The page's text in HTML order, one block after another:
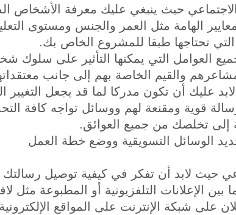
حيث ينبغي عليك معرفة الأشخاص
الهامة مثل العمر والجنس ومستوى
التي تحتاجها طبقا للمشروع الخاص بك.
العوامل التي يمكنها التأثير على سلوك
والقيم الخاصة بهم إلى جانب
عليك أن تكون مدركا لما قد يجعل التغيير
قوية ومقنعة لهم ووسائل تواجه كافة
إلى تخلصك من جميع العوائق.
الوسائل التسويقية ووضع خطة العمل
حيث لابد أن تفكر في كيفية توصيل
بين الإعلانات التلفزيونية أو المطبوعة مثل
على شبكة الإنترنت على المواقع